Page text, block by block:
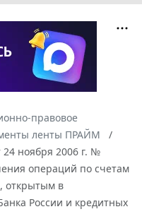
правовое
ленты ПРАЙМ
ноября 2006 г. №
операций по счетам
открытым в
России и кредитных